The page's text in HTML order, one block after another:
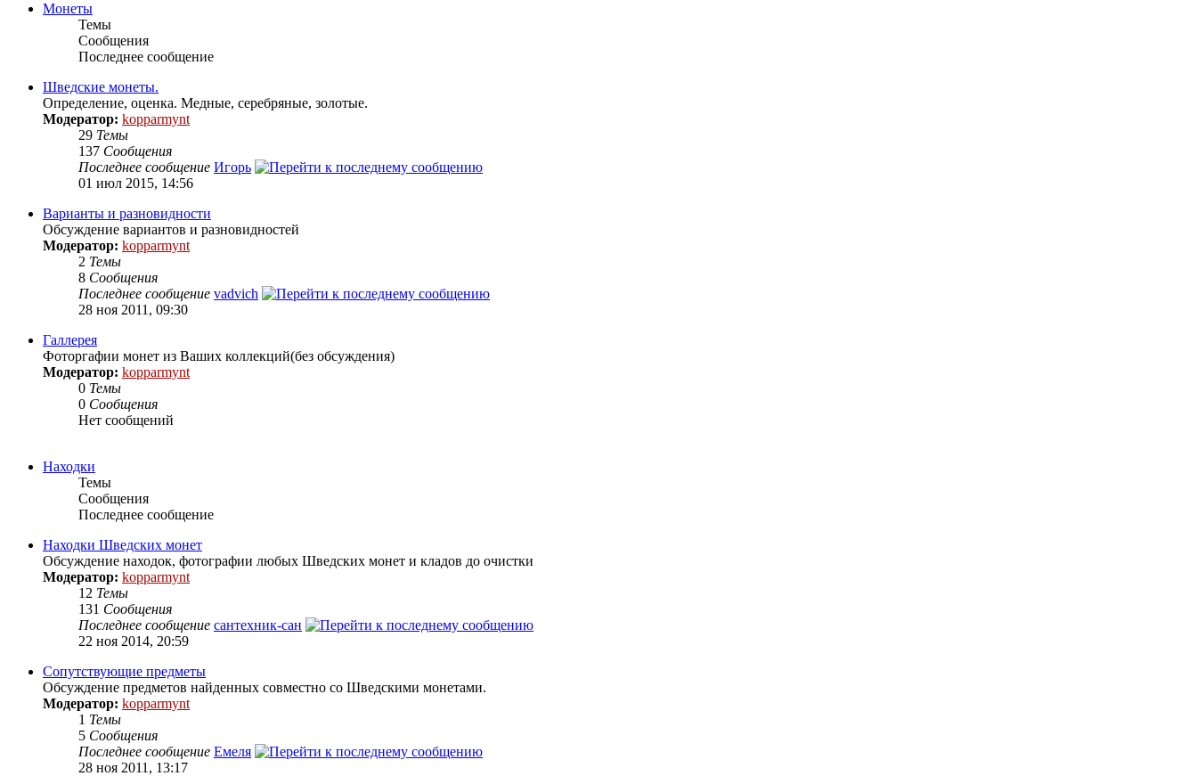
Монеты
Темы
Сообщения
Последнее сообщение
Шведские монеты.
Определение, оценка. Медные, серебряные, золотые.
Модератор: kopparmynt
29 Темы
137 Сообщения
Последнее сообщение Игорь
01 июл 2015, 14:56
Варианты и разновидности
Обсуждение вариантов и разновидностей
Модератор: kopparmynt
2 Темы
8 Сообщения
Последнее сообщение vadvich
28 ноя 2011, 09:30
Галлерея
Фоторгафии монет из Ваших коллекций(без обсуждения)
Модератор: kopparmynt
0 Темы
0 Сообщения
Нет сообщений
Находки
Темы
Сообщения
Последнее сообщение
Находки Шведских монет
Обсуждение находок, фотографии любых Шведских монет и кладов до очистки
Модератор: kopparmynt
12 Темы
131 Сообщения
Последнее сообщение сантехник-сан
22 ноя 2014, 20:59
Сопутствующие предметы
Обсуждение предметов найденных совместно со Шведскими монетами.
Модератор: kopparmynt
1 Темы
5 Сообщения
Последнее сообщение Емеля
28 ноя 2011, 13:17